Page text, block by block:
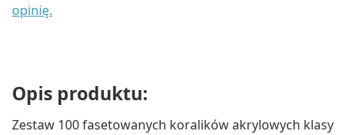
opinię.
Opis produktu:
Zestaw 100 fasetowanych koralików akrylowych klasy